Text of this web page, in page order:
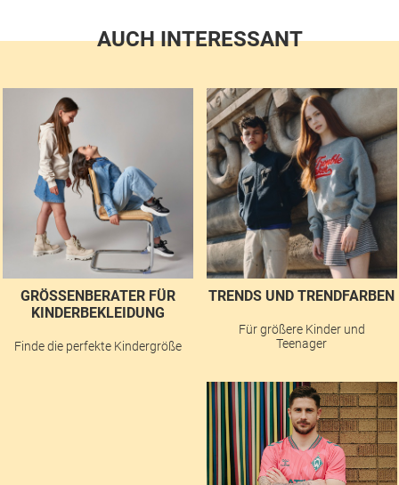
AUCH INTERESSANT
GRÖSSENBERATER FÜR K
INDERBEKLEIDUNG
Finde die perfekte Kindergröße
TRENDS UND TRENDFARBEN
Für größere Kinder und
Teenager